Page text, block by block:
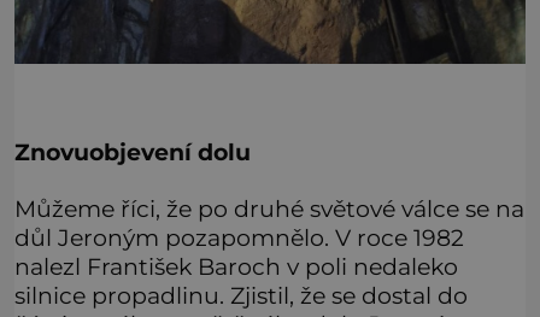
Znovuobjevení dolu
Můžeme říci, že po druhé světové válce se na
důl Jeroným pozapomnělo. V roce 1982
nalezl František Baroch v poli nedaleko
silnice propadlinu. Zjistil, že se dostal do